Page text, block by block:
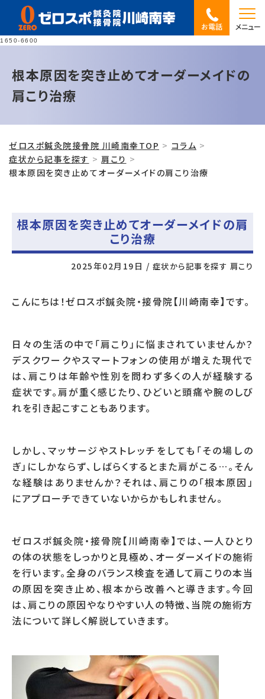
1650-6600
お電話 メニュー
根本原因を突き止めてオーダーメイドの
肩こり治療
ゼロスポ鍼灸院接骨院 川崎南幸TOP
コラム
症状から記事を探す
肩こり
根本原因を突き止めてオーダーメイドの肩こり治療
根本原因を突き止めてオーダーメイドの肩
こり治療
2025年02月19日 / 症状から記事を探す 肩こり
こんにちは！ゼロスポ鍼灸院・接骨院【川崎南幸】です。
日々の生活の中で「肩こり」に悩まされていませんか？
デスクワークやスマートフォンの使用が増えた現代で
は、肩こりは年齢や性別を問わず多くの人が経験する
症状です。肩が重く感じたり、ひどいと頭痛や腕のしび
れを引き起こすこともあります。
しかし、マッサージやストレッチをしても「その場しの
ぎ」にしかならず、しばらくするとまた肩がこる…。そん
な経験はありませんか？それは、肩こりの「根本原因」
にアプローチできていないからかもしれません。
ゼロスポ鍼灸院・接骨院【川崎南幸】では、一人ひとり
の体の状態をしっかりと見極め、オーダーメイドの施術
を行います。全身のバランス検査を通して肩こりの本当
の原因を突き止め、根本から改善へと導きます。今回
は、肩こりの原因やなりやすい人の特徴、当院の施術方
法について詳しく解説していきます。